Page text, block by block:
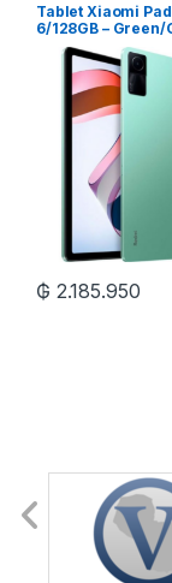
Tablet Xiaomi
6/128GB – Green/
₲ 2.185.950